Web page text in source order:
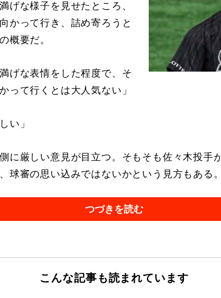
げな様子を見せたところ、
かって行き、詰め寄ろうと
概要だ。
げな表情をした程度で、そ
って行くとは大人気ない」
い」
に厳しい意見が目立つ。そもそも佐々木投手
球審の思い込みではないかという見方もある
つづきを読む
こんな記事も読まれています